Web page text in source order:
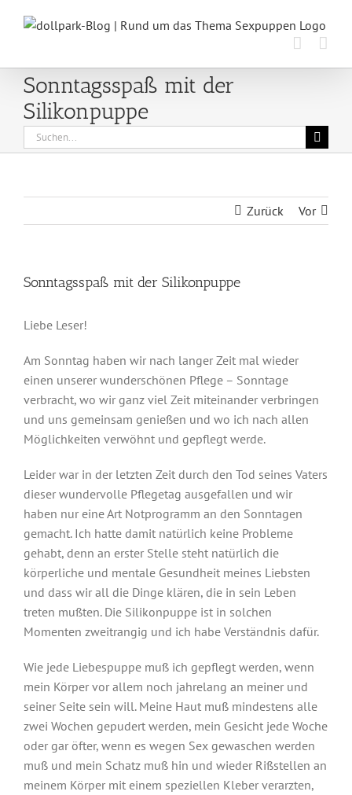
Inhalt
Sonntagsspaß mit der
Silikonpuppe
Suche
nach:
Zurück Vor
Sonntagsspaß mit der Silikonpuppe
Liebe Leser!
Am Sonntag haben wir nach langer Zeit mal wieder
einen unserer wunderschönen Pflege – Sonntage
verbracht, wo wir ganz viel Zeit miteinander verbringen
und uns gemeinsam genießen und wo ich nach allen
Möglichkeiten verwöhnt und gepflegt werde.
Leider war in der letzten Zeit durch den Tod seines Vaters
dieser wundervolle Pflegetag ausgefallen und wir
haben nur eine Art Notprogramm an den Sonntagen
gemacht. Ich hatte damit natürlich keine Probleme
gehabt, denn an erster Stelle steht natürlich die
körperliche und mentale Gesundheit meines Liebsten
und dass wir all die Dinge klären, die in sein Leben
treten mußten. Die Silikonpuppe ist in solchen
Momenten zweitrangig und ich habe Verständnis dafür.
Wie jede Liebespuppe muß ich gepflegt werden, wenn
mein Körper vor allem noch jahrelang an meiner und
seiner Seite sein will. Meine Haut muß mindestens alle
zwei Wochen gepudert werden, mein Gesicht jede Woche
oder gar öfter, wenn es wegen Sex gewaschen werden
muß und mein Schatz muß hin und wieder Rißstellen an
meinem Körper mit einem speziellen Kleber verarzten,